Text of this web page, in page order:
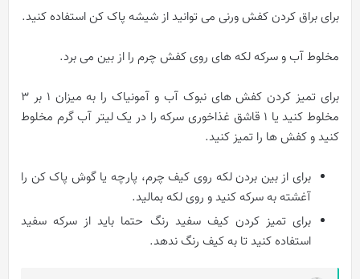
برای براق کردن کفش ورنی می توانید از شیشه پاک کن استفاده کنید.
مخلوط آب و سرکه لکه های روی کفش چرم را از بین می برد.
برای تمیز کردن کفش های نبوک آب و آمونیاک را به میزان ۱ بر ۳
مخلوط کنید یا ۱ قاشق غذاخوری سرکه را در یک لیتر آب گرم مخلوط
کنید و کفش ها را تمیز کنید.
برای از بین بردن لکه روی کیف چرم، پارچه یا گوش پاک کن را
آغشته به سرکه کنید و روی لکه بمالید.
برای تمیز کردن کیف سفید رنگ حتما باید از سرکه سفید
استفاده کنید تا به کیف رنگ ندهد.